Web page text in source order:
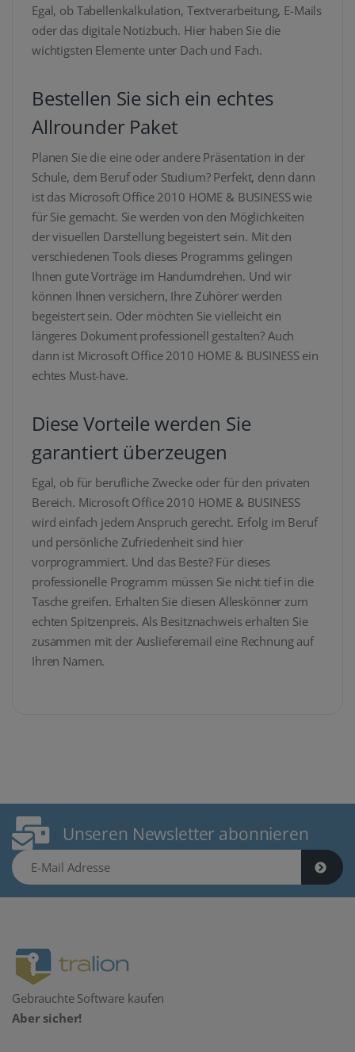
Egal, ob Tabellenkalkulation, Textverarbeitung, E-Mails
oder das digitale Notizbuch. Hier haben Sie die
wichtigsten Elemente unter Dach und Fach.
Bestellen Sie sich ein echtes
Allrounder Paket
Planen Sie die eine oder andere Präsentation in der
Schule, dem Beruf oder Studium? Perfekt, denn dann
ist das Microsoft Office 2010 HOME & BUSINESS wie
für Sie gemacht. Sie werden von den Möglichkeiten
der visuellen Darstellung begeistert sein. Mit den
verschiedenen Tools dieses Programms gelingen
Ihnen gute Vorträge im Handumdrehen. Und wir
können Ihnen versichern, Ihre Zuhörer werden
begeistert sein. Oder möchten Sie vielleicht ein
längeres Dokument professionell gestalten? Auch
dann ist Microsoft Office 2010 HOME & BUSINESS ein
echtes Must-have.
Diese Vorteile werden Sie
garantiert überzeugen
Egal, ob für berufliche Zwecke oder für den privaten
Bereich. Microsoft Office 2010 HOME & BUSINESS
wird einfach jedem Anspruch gerecht. Erfolg im Beruf
und persönliche Zufriedenheit sind hier
vorprogrammiert. Und das Beste? Für dieses
professionelle Programm müssen Sie nicht tief in die
Tasche greifen. Erhalten Sie diesen Alleskönner zum
echten Spitzenpreis. Als Besitznachweis erhalten Sie
zusammen mit der Auslieferemail eine Rechnung auf
Ihren Namen.
Unseren Newsletter abonnieren
E-Mail Adresse
Gebrauchte Software kaufen
Aber sicher!